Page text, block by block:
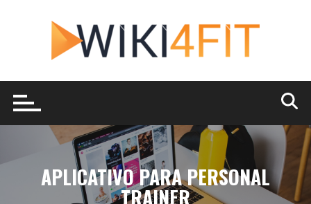
conteúdo
APLICATIVO PARA PERSONAL
TRAINER